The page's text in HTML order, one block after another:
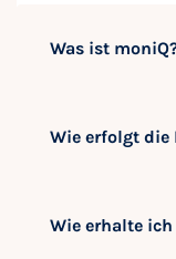
Was ist
Wie erfolgt
Wie erhalte